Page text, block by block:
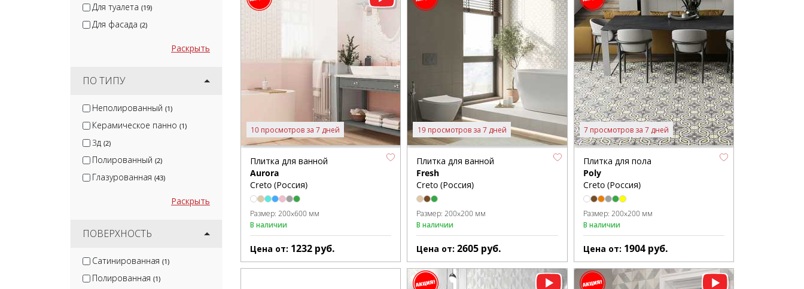
Для туалета (19)
Для фасада (2)
Раскрыть
ПО ТИПУ
Неполированный (1)
Керамическое панно (1)
3д (2)
Полированный (2)
Глазурованная (43)
Раскрыть
ПОВЕРХНОСТЬ
Сатинированная (1)
Полированная (1)
10 просмотров за 7 дней
Плитка для ванной
Aurora
Creto (Россия)
Размер: 200x600 мм
В наличии
Цена от: 1232 руб.
19 просмотров за 7 дней
Плитка для ванной
Fresh
Creto (Россия)
Размер:200x200 мм
В наличии
Цена от:2605 руб.
7 просмотров за 7 дней
Плитка для пола
Poly
Creto (Россия)
Размер: 200x200 мм
В наличии
Цена от: 1904 руб.